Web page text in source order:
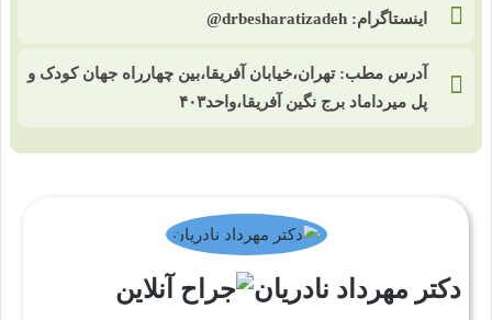
اینستاگرام: drbesharatizadeh@
آدرس مطب: تهران،خیابان آفریقا،بین چهارراه جهان کودک و
پل میرداماد برج نگین آفریقا،واحد۴۰۳
دکتر مهرداد نادریان